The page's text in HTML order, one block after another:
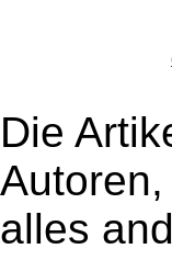
Die
Autoren,
alles